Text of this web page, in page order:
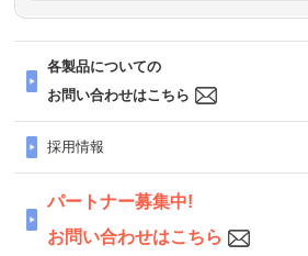
各製品についての
お問い合わせはこちら
採用情報
パートナー募集中!
お問い合わせはこちら